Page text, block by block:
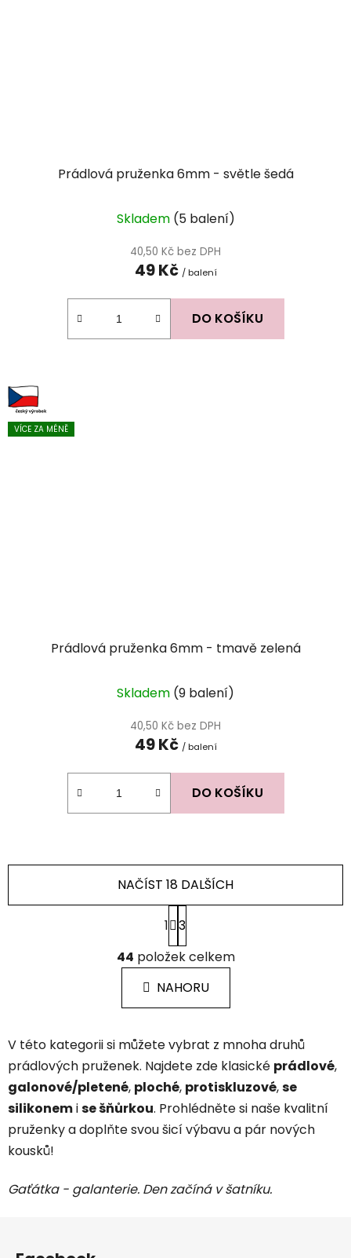
Prádlová pruženka 6mm - světle šedá
Skladem (5 balení)
40,50 Kč bez DPH
49 Kč / balení
DO KOŠÍKU
VÍCE ZA MÉNĚ
Prádlová pruženka 6mm - tmavě zelená
Skladem (9 balení)
40,50 Kč bez DPH
49 Kč / balení
DO KOŠÍKU
O
v
l
á
d
c
í
p
r
v
k
ý
NAČÍST 18 DALŠÍCH
S
t
r
á
n
k
n
í
1
3
44 položek celkem
NAHORU
V této kategorii si můžete vybrat z mnoha druhů
prádlových pruženek. Najdete zde klasické prádlové,
galonové/pletené, ploché, protiskluzové,se
silikonemise šňůrkou. Prohlédněte si naše kvalitní
pruženky a doplňte svou šicí výbavu a pár nových
kousků!
Gaťátka - galanterie. Den začíná v šatníku.